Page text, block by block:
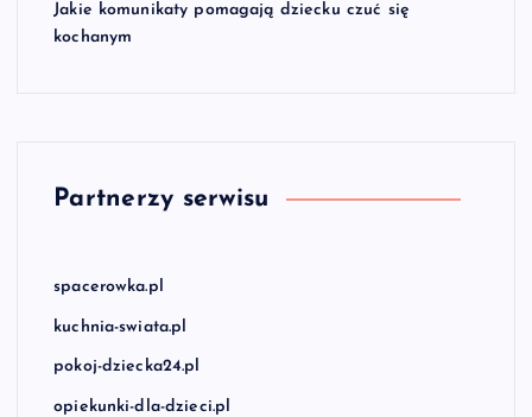
Jakie komunikaty pomagają dziecku czuć się
kochanym
Partnerzy serwisu
spacerowka.pl
kuchnia-swiata.pl
pokoj-dziecka24.pl
opiekunki-dla-dzieci.pl